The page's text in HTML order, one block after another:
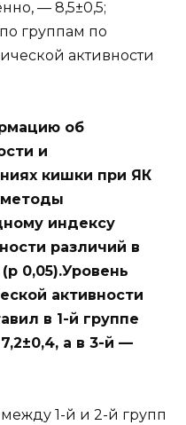
— 8,5±0,5;
группам по
активности
об
и
кишки при ЯК
методы
индексу
различий в
0,05).Уровень
активности
в 1-й группе
а в 3-й —
1-й и 2-й групп